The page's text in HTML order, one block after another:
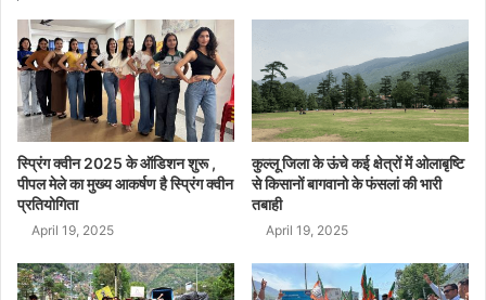
स्प्रिंग क्वीन 2025 के ऑडिशन शुरू ,
पीपल मेले का मुख्य आकर्षण है स्प्रिंग क्वीन
प्रतियोगिता
April 19, 2025
कुल्लू जिला के ऊंचे कई क्षेत्रों में ओलाबृष्टि
से किसानों बागवानो के फंसलां की भारी
तबाही
April 19, 2025